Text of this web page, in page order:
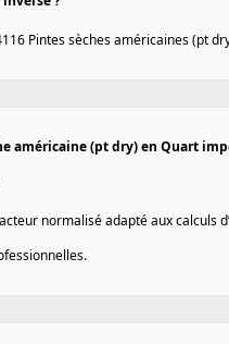
Pintes sèches américaines (pt
américaine (pt dry) en Quart
normalisé adapté aux calculs